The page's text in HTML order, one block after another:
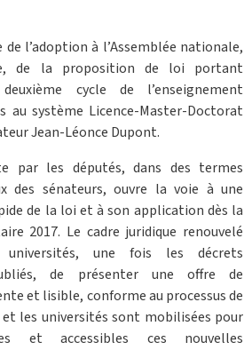
de l’adoption à l’Assemblée nationale,
de la proposition de loi portant
cycle de l’enseignement
au système Licence-Master-Doctorat
Jean-Léonce Dupont.
par les députés, dans des termes
des sénateurs, ouvre la voie à une
de la loi et à son application dès la
2017. Le cadre juridique renouvelé
une fois les décrets
de présenter une offre de
et lisible, conforme au processus de
et les universités sont mobilisées pour
et accessibles ces nouvelles